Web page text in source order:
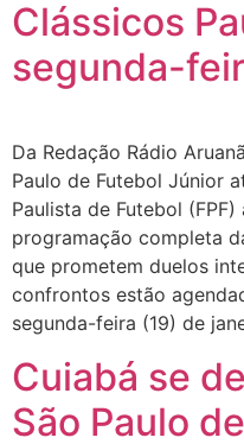
Clássicos
segunda-
Da Redação Rádio
Paulo de Futebol Júnior
Paulista de Futebol
programação completa
que prometem duelos
confrontos estão
segunda-feira (19) de
Cuiabá se
São Paulo